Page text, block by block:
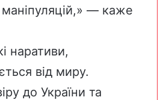
— каже
наративи,
від миру.
до України та